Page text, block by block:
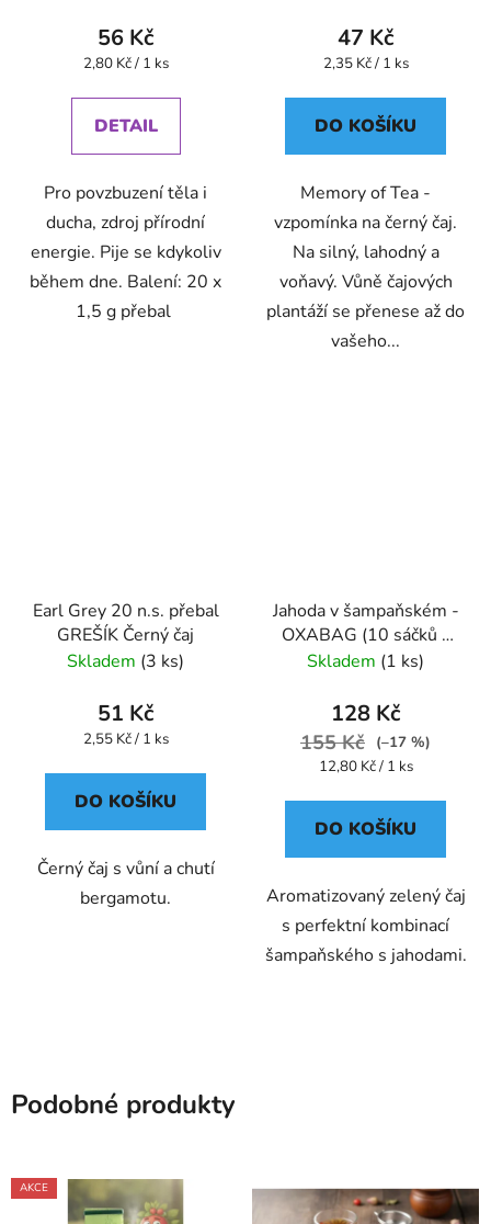
56 Kč
Měrná
2,80 Kč / 1 ks
DETAIL
Pro povzbuzení těla i
ducha, zdroj přírodní
energie. Pije se kdykoliv
během dne. Balení: 20 x
1,5 g přebal
47 Kč
Měrná
2,35 Kč / 1 ks
DO KOŠÍKU
Memory of Tea -
vzpomínka na černý čaj.
Na silný, lahodný a
voňavý. Vůně čajových
plantáží se přenese až do
vašeho...
Earl Grey 20 n.s. přebal
GREŠÍK Černý čaj
Skladem (3 ks)
51 Kč
Měrná
2,55 Kč / 1 ks
DO KOŠÍKU
Černý čaj s vůní a chutí
bergamotu.
Jahoda v šampaňském -
OXABAG (10 sáčků x
4g) - Oxalis
Skladem (1 ks)
128 Kč
155 Kč
(–17 %)
Měrná
12,80 Kč / 1 ks
DO KOŠÍKU
Aromatizovaný zelený čaj
s perfektní kombinací
šampaňského s jahodami.
Podobné produkty
AKCE